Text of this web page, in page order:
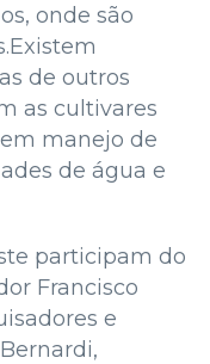
onde são
de outros
as cultivares
manejo de
de água e
participam do
Francisco
e